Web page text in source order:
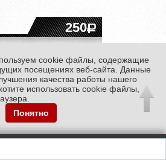
250
Купитьcookie файлы, содержащие
посещениях веб-сайта. Данные
качества работы нашего
использовать cookie файлы,
Понятно